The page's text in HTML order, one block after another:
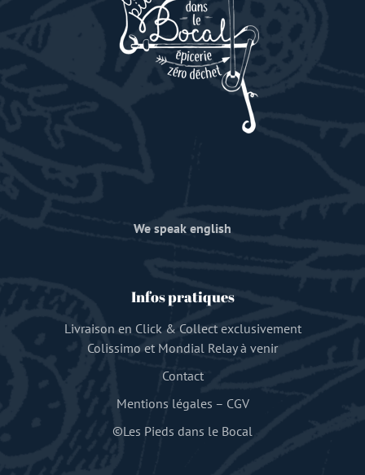
We speak english
Infos pratiques
Livraison en Click & Collect exclusivement
Colissimo et Mondial Relay à venir
Contact
Mentions légales – CGV
©Les Pieds dans le Bocal